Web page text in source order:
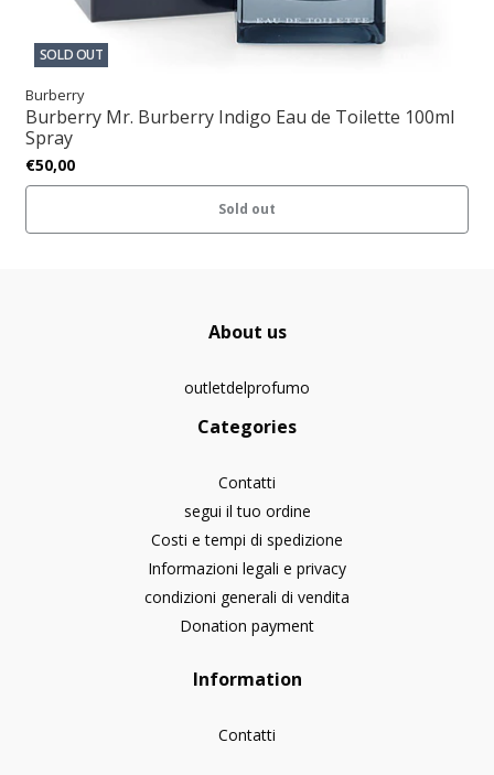
SOLD OUT
Burberry
Burberry Mr. Burberry Indigo Eau de Toilette 100ml
Spray
€50,00
Sold out
About us
outletdelprofumo
Categories
Contatti
segui il tuo ordine
Costi e tempi di spedizione
Informazioni legali e privacy
condizioni generali di vendita
Donation payment
Information
Contatti